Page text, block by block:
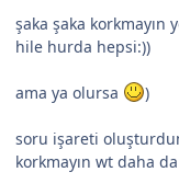
şaka şaka korkmayın
hile hurda hepsi:))
ama ya olursa )
soru işareti
korkmayın wt daha